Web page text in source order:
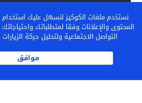
جديد خلال...
الفيفا تشيد بالنموذج المغربي
الكاف بين تثبيت المكاسب وإعادة
نستخدم ملفات الكوكيز لنسهل عليك استخدام
المحتوى والإعلانات وفقا لمتطلباتك
التواصل الاجتماعية ولتحليل حركة الزيارات
موافق